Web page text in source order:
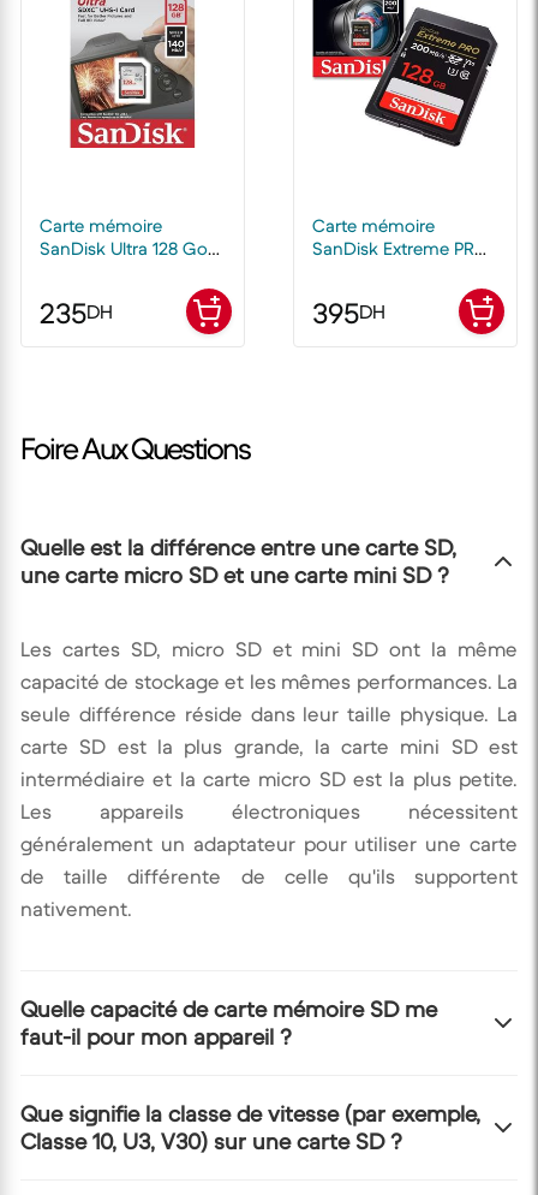
Carte mémoire
SanDisk Ultra 128 Go
235DH
Carte mémoire
SanDisk Extreme PRO
395DH
Foire Aux Questions
Quelle est la différence entre une carte SD,
une carte micro SD et une carte mini SD ?
Les cartes SD, micro SD et mini SD ont la même
capacité de stockage et les mêmes performances. La
seule différence réside dans leur taille physique. La
carte SD est la plus grande, la carte mini SD est
intermédiaire et la carte micro SD est la plus petite.
Les appareils électroniques nécessitent
généralement un adaptateur pour utiliser une carte
de taille différente de celle qu'ils supportent
nativement.
Quelle capacité de carte mémoire SD me
faut-il pour mon appareil ?
Cela dépend de l'utilisation prévue. Pour de simples
photos et documents, une carte de 16 Go ou 32 Go
Que signifie la classe de vitesse (par exemple,
Classe 10, U3, V30) sur une carte SD ?